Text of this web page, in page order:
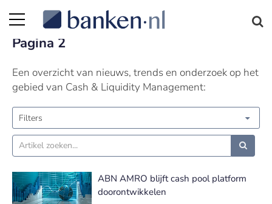
Cash & Liquidity Management nieuws |
Pagina 2
Een overzicht van nieuws, trends en onderzoek op het
gebied van Cash & Liquidity Management:
Filters
ABN AMRO blijft cash pool platform
doorontwikkelen